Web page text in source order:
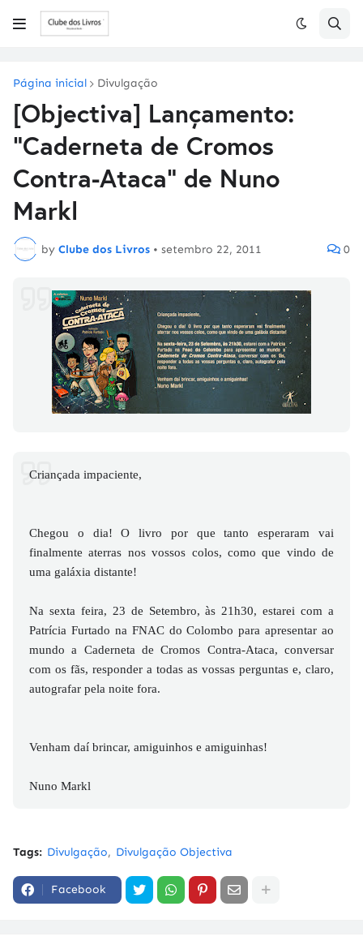
Página inicial Divulgação
[Objectiva] Lançamento:
"Caderneta de Cromos
Contra-Ataca" de Nuno
Markl
by Clube dos Livros • setembro 22, 2011 0
Criançada impaciente,
Chegou o dia! O livro por que tanto esperaram vai
finalmente aterras nos vossos colos, como que vindo de
uma galáxia distante!
Na sexta feira, 23 de Setembro, às 21h30, estarei com a
Patrícia Furtado na FNAC do Colombo para apresentar ao
mundo a Caderneta de Cromos Contra-Ataca, conversar
com os fãs, responder a todas as vossas perguntas e, claro,
autografar pela noite fora.
Venham daí brincar, amiguinhos e amiguinhas!
Nuno Markl
Tags: Divulgação Divulgação Objectiva
Facebook